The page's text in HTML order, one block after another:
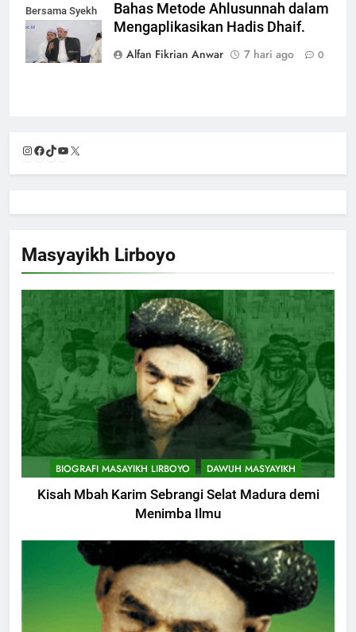
Bersama Syekh
Yasir Al-Adny
Bahas Metode Ahlusunnah dalam
Mengaplikasikan Hadis Dhaif.
Alfan Fikrian Anwar
7 hari ago 0
Instagram
Facebook
TikTok
YouTube
Masyayikh Lirboyo
BIOGRAFI MASAYIKH LIRBOYO DAWUH MASYAYIKH
Kisah Mbah Karim Sebrangi Selat Madura demi
Menimba Ilmu